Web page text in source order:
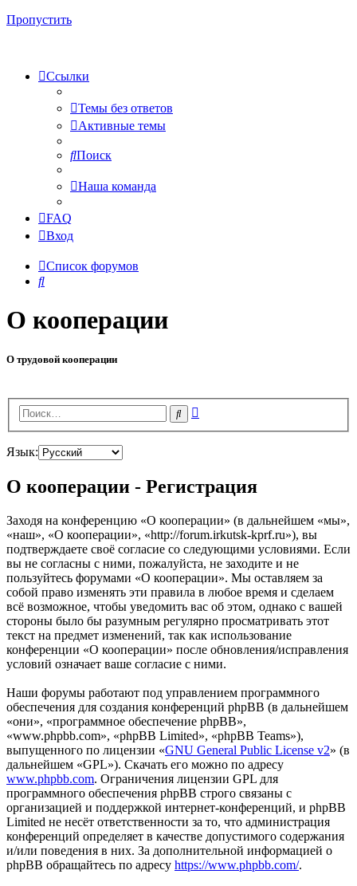
Пропустить
Ссылки
Темы без ответов
Активные темы
Поиск
Наша команда
FAQ
Вход
Список форумов
Поиск
О кооперации
О трудовой кооперации
Поиск
Язык:
О кооперации - Регистрация
Заходя на конференцию «О кооперации» (в дальнейшем «мы»,
«наш», «О кооперации», «http://forum.irkutsk-kprf.ru»), вы
подтверждаете своё согласие со следующими условиями. Если
вы не согласны с ними, пожалуйста, не заходите и не
пользуйтесь форумами «О кооперации». Мы оставляем за
собой право изменять эти правила в любое время и сделаем
всё возможное, чтобы уведомить вас об этом, однако с вашей
стороны было бы разумным регулярно просматривать этот
текст на предмет изменений, так как использование
конференции «О кооперации» после обновления/исправления
условий означает ваше согласие с ними.
Наши форумы работают под управлением программного
обеспечения для создания конференций phpBB (в дальнейшем
«они», «программное обеспечение phpBB»,
«www.phpbb.com», «phpBB Limited», «phpBB Teams»),
выпущенного по лицензии «GNU General Public License v2» (в
дальнейшем «GPL»). Скачать его можно по адресу
www.phpbb.com. Ограничения лицензии GPL для
программного обеспечения phpBB строго связаны с
организацией и поддержкой интернет-конференций, и phpBB
Limited не несёт ответственности за то, что администрация
конференций определяет в качестве допустимого содержания
и/или поведения в них. За дополнительной информацией о
phpBB обращайтесь по адресу https://www.phpbb.com/.